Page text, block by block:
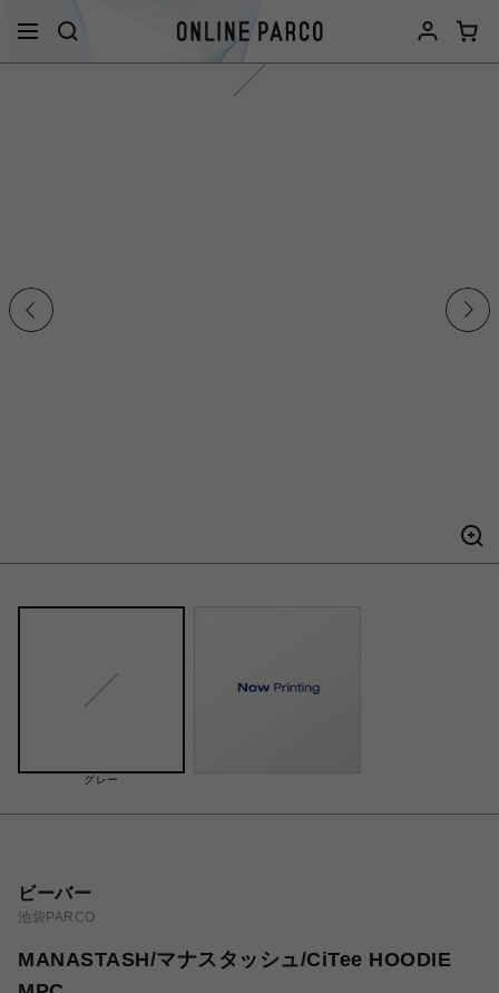
グレー
ビーバー
池袋PARCO
MANASTASH/マナスタッシュ/CiTee HOODIE